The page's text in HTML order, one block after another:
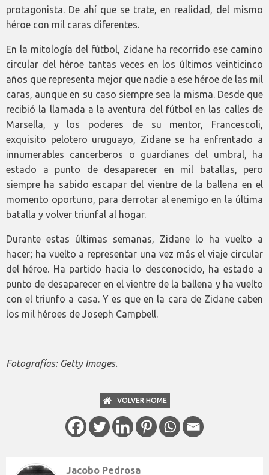
protagonista. De ahí que se trate, en realidad, del mismo
héroe con mil caras diferentes.
En la mitología del fútbol, Zidane ha recorrido ese camino
circular del héroe tantas veces en los últimos veinticinco
años que representa mejor que nadie a ese héroe de las mil
caras, aunque en su caso siempre sea la misma. Desde que
recibió la llamada a la aventura del fútbol en las calles de
Marsella, y los poderes de su mentor, Francescoli,
exquisito pelotero uruguayo, Zidane se ha enfrentado a
innumerables cancerberos o guardianes del umbral, ha
estado a punto de desaparecer en mil batallas, pero
siempre ha sabido escapar del vientre de la ballena en el
momento oportuno, para derrotar al enemigo en la última
batalla y volver triunfal al hogar.
Durante estas últimas semanas, Zidane lo ha vuelto a
hacer; ha vuelto a representar una vez más el viaje circular
del héroe. Ha partido hacia lo desconocido, ha estado a
punto de desaparecer en el vientre de la ballena y ha vuelto
con el triunfo a casa. Y es que en la cara de Zidane caben
los mil héroes de Joseph Campbell.
Fotografías: Getty Images.
VOLVER HOME
Jacobo Pedrosa